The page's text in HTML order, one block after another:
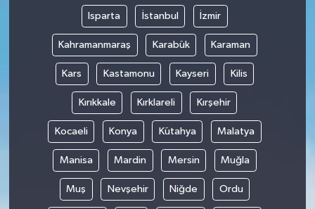
Isparta İstanbul İzmir
Kahramanmaraş Karabük Karaman
Kars Kastamonu Kayseri Kilis
Kırıkkale Kırklareli Kırşehir
Kocaeli Konya Kütahya Malatya
Manisa Mardin Mersin Muğla
Muş Nevşehir Niğde Ordu